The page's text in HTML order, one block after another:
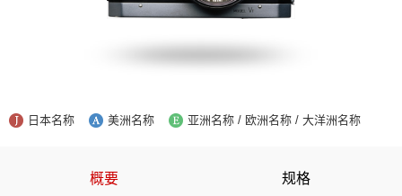
日本名称 美洲名称 亚洲名称 / 欧洲名称 / 大洋洲名称
概要 规格